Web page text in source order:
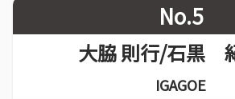
No.5
大脇 則行/石黒
IGAGOE